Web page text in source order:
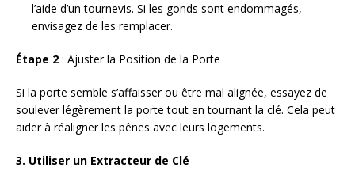
l’aide d’un tournevis. Si les gonds sont endommagés,
envisagez de les remplacer.
Étape 2 : Ajuster la Position de la Porte
Si la porte semble s’affaisser ou être mal alignée, essayez de
soulever légèrement la porte tout en tournant la clé. Cela peut
aider à réaligner les pênes avec leurs logements.
3. Utiliser un Extracteur de Clé